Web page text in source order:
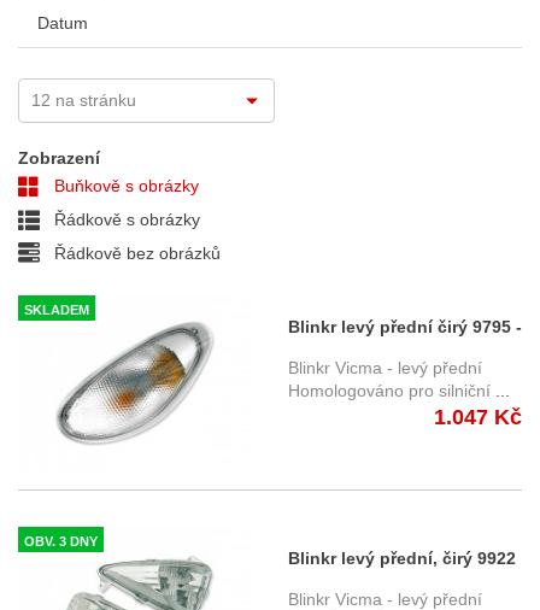
Datum
Zobrazení
Buňkově s obrázky
Řádkově s obrázky
Řádkově bez obrázků
SKLADEM
Blinkr levý přední čirý 9795 -
Suzuki GSX-F 600 / 750 (98-
06)
Blinkr Vicma - levý přední
Homologováno pro silniční
1.047 Kč
OBV. 3 DNY
Blinkr levý přední, čirý 9922
- Honda CBF 600 S (04-)
Blinkr Vicma - levý přední